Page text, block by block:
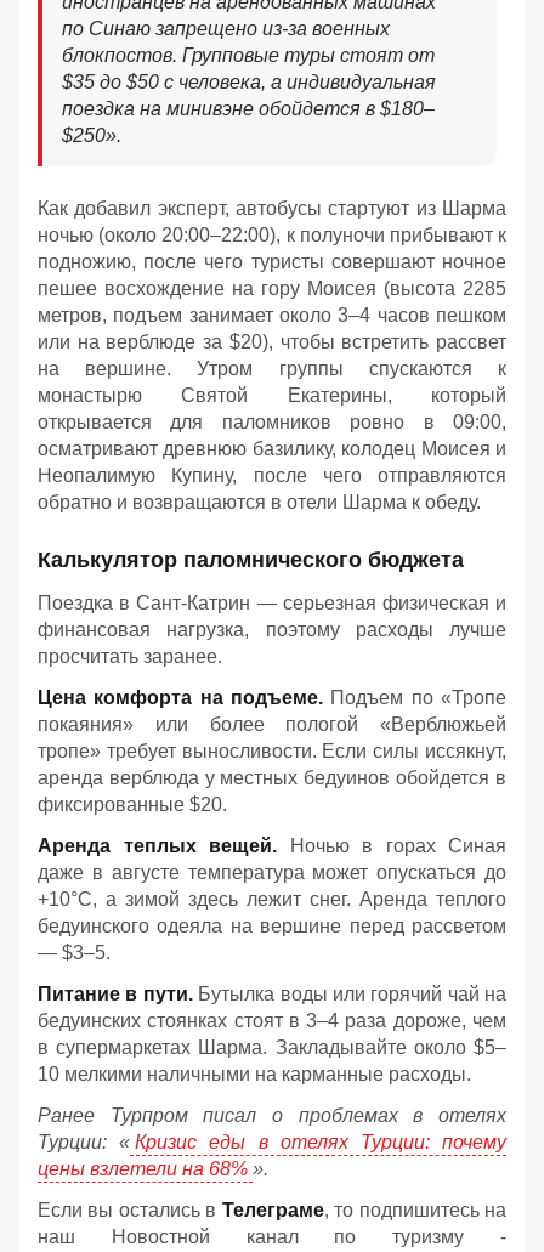
по Синаю запрещено из-за военных
блокпостов. Групповые туры стоят от
$35 до $50 с человека, а индивидуальная
поездка на минивэне обойдется в $180–
$250».
Как добавил эксперт, автобусы стартуют из Шарма
ночью (около 20:00–22:00), к полуночи прибывают к
подножию, после чего туристы совершают ночное
пешее восхождение на гору Моисея (высота 2285
метров, подъем занимает около 3–4 часов пешком
или на верблюде за $20), чтобы встретить рассвет
на вершине. Утром группы спускаются к
монастырю Святой Екатерины, который
открывается для паломников ровно в 09:00,
осматривают древнюю базилику, колодец Моисея и
Неопалимую Купину, после чего отправляются
обратно и возвращаются в отели Шарма к обеду.
Калькулятор паломнического бюджета
Поездка в Сант-Катрин — серьезная физическая и
финансовая нагрузка, поэтому расходы лучше
просчитать заранее.
Цена комфорта на подъеме. Подъем по «Тропе
покаяния» или более пологой «Верблюжьей
тропе» требует выносливости. Если силы иссякнут,
аренда верблюда у местных бедуинов обойдется в
фиксированные $20.
Аренда теплых вещей. Ночью в горах Синая
даже в августе температура может опускаться до
+10°C, а зимой здесь лежит снег. Аренда теплого
бедуинского одеяла на вершине перед рассветом
— $3–5.
Питание в пути.Бутылка воды или горячий чай на
бедуинских стоянках стоят в 3–4 раза дороже, чем
в супермаркетах Шарма. Закладывайте около $5–
10 мелкими наличными на карманные расходы.
Ранее Турпром писал о проблемах в отелях
Турции: « Кризис еды в отелях Турции: почему
цены взлетели на 68% ».
Если вы остались в Телеграме, то подпишитесь на
наш Новостной канал по туризму -